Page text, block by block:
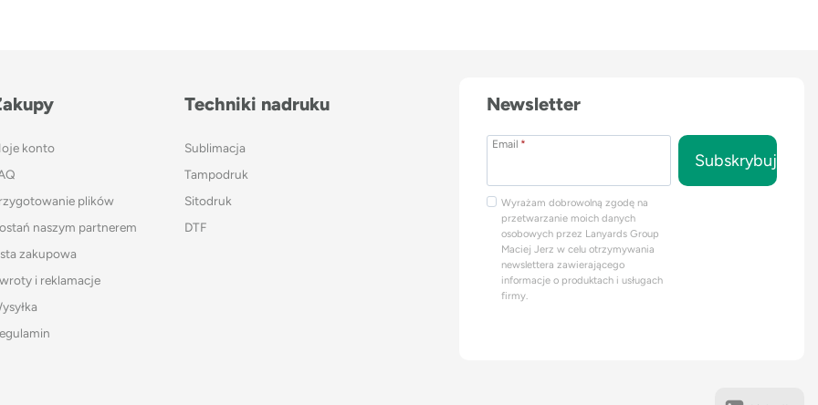
konto
plików
naszym partnerem
zakupowa
i reklamacje
Techniki nadruku
Sublimacja
Tampodruk
Sitodruk
DTF
Newsletter
Email *
Wyrażam dobrowolną zgodę na
przetwarzanie moich danych
osobowych przez Lanyards Group
Maciej Jerz w celu otrzymywania
newslettera zawierającego
informacje o produktach i usługach
firmy.
Subskrybuj